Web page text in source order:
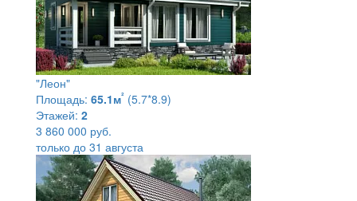
"Леон"
Площадь: 65.1м² (5.7*8.9)
Этажей: 2
3 860 000 руб.
только до 31 августа